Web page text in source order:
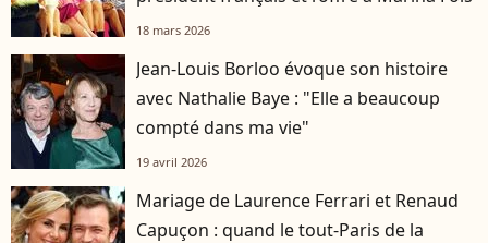
18 mars 2026
Jean-Louis Borloo évoque son histoire
avec Nathalie Baye : "Elle a beaucoup
compté dans ma vie"
19 avril 2026
Mariage de Laurence Ferrari et Renaud
Capuçon : quand le tout-Paris de la